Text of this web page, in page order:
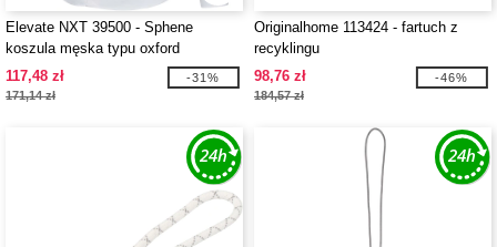
Elevate NXT 39500 - Sphene
koszula męska typu oxford
117,48 zł
171,14 zł
-31%
Originalhome 113424 - fartuch z
recyklingu
98,76 zł
184,57 zł
-46%